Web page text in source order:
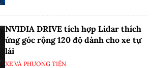
NVIDIA DRIVE tích hợp Lidar thích
ứng góc rộng 120 độ dành cho xe tự
lái
XE VÀ PHƯƠNG TIỆN